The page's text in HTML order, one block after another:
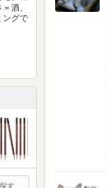
酒、
ングで
す